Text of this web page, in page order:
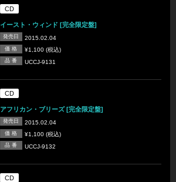
CD
イースト・ウィンド [完全限定盤]
発売日 2015.02.04
価 格 ¥1,100 (税込)
品 番 UCCJ-9131
CD
アフリカン・ブリーズ [完全限定盤]
発売日 2015.02.04
価 格 ¥1,100 (税込)
品 番 UCCJ-9132
CD